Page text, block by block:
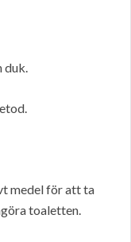
duk.
medel för att ta
toaletten.